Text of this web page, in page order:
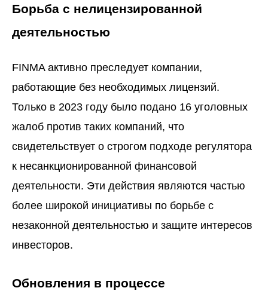
Борьба с нелицензированной
деятельностью
FINMA активно преследует компании,
работающие без необходимых лицензий.
Только в 2023 году было подано 16 уголовных
жалоб против таких компаний, что
свидетельствует о строгом подходе регулятора
к несанкционированной финансовой
деятельности. Эти действия являются частью
более широкой инициативы по борьбе с
незаконной деятельностью и защите интересов
инвесторов.
Обновления в процессе